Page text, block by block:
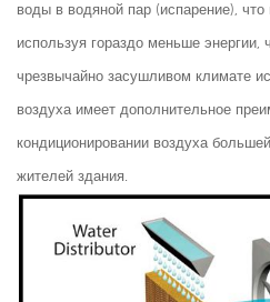
воды в водяной пар (испарение), что
используя гораздо меньше
чрезвычайно засушливом климате
воздуха имеет дополнительное
кондиционировании воздуха
жителей здания.